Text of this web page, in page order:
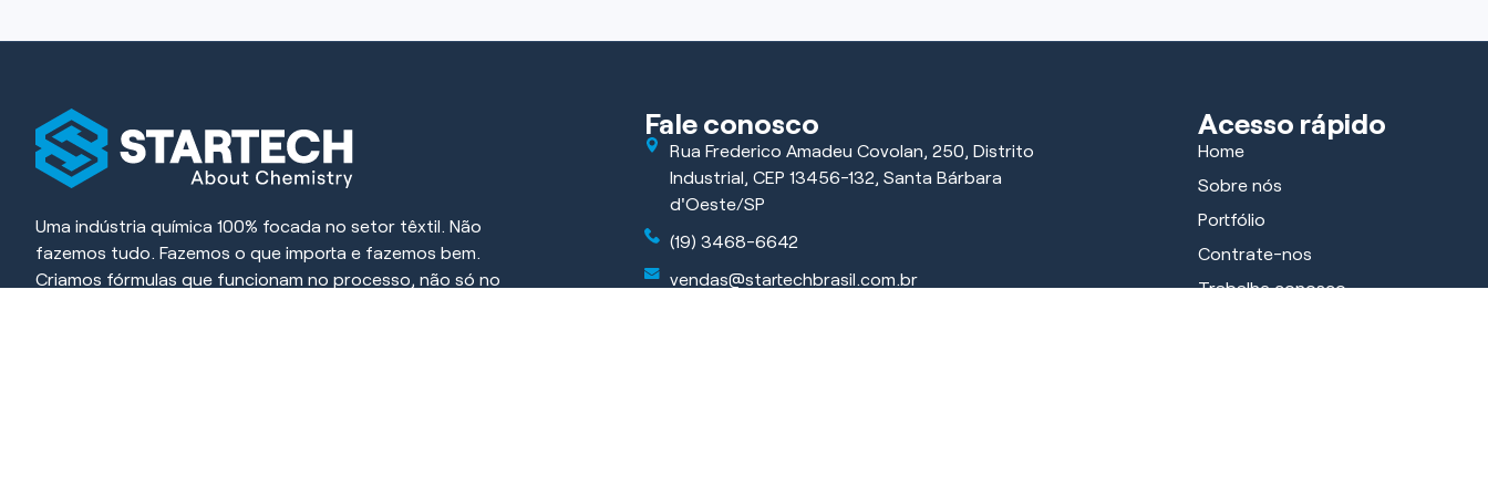
Uma indústria química 100% focada no setor têxtil. Não
fazemos tudo. Fazemos o que importa e fazemos bem.
Criamos fórmulas que funcionam no processo, não só no
Fale conosco
Rua Frederico Amadeu Covolan, 250, Distrito
Industrial, CEP 13456-132, Santa Bárbara
d'Oeste/SP
(19) 3468-6642
vendas@startechbrasil.com.br
Acesso rápido
Home
Sobre nós
Portfólio
Contrate-nos
Trabalhe conosco